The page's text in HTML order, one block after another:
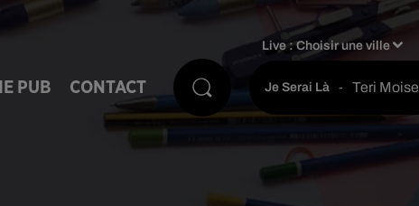
PUB CONTACT
Live :Choisir une ville
Je Serai Là - Teri Moise